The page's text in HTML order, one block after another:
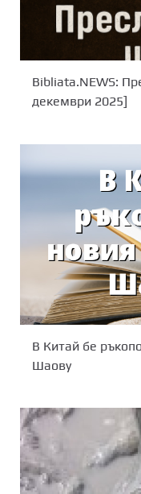
Bibliata.NEWS:
декември 2025]
В Китай бе
Шаову